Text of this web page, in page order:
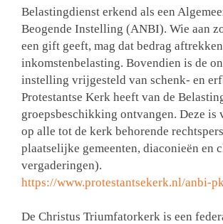
Belastingdienst erkend als een
Beogende Instelling (ANBI). Wie aan
een gift geeft, mag dat bedrag
inkomstenbelasting. Bovendien is de
instelling vrijgesteld van schenk- en
Protestantse Kerk heeft van de
groepsbeschikking ontvangen. Deze is
op alle tot de kerk behorende
plaatselijke gemeenten, diaconieën en
vergaderingen).
https://www.protestantsekerk.nl/anbi-
De Christus Triumfatorkerk is een